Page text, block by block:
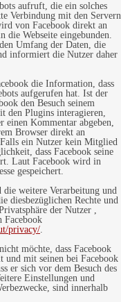
aufruft, die ein solches
Verbindung mit den Servern
von Facebook direkt an
die Webseite eingebunden.
Umfang der Daten, die
informiert die Nutzer daher
die Information, dass
aufgerufen hat. Ist der
den Besuch seinem
den Plugins interagieren,
einen Kommentar abgeben,
Browser direkt an
ein Nutzer kein Mitglied
dass Facebook seine
Laut Facebook wird in
gespeichert.
weitere Verarbeitung und
diesbezüglichen Rechte und
der Nutzer ,
Facebook
privacy/.
möchte, dass Facebook
und mit seinen bei Facebook
er sich vor dem Besuch des
Einstellungen und
sind innerhalb